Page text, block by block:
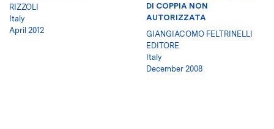
RIZZOLI
Italy
April 2012
DI COPPIA NON
AUTORIZZATA
GIANGIACOMO FELTRINELLI
EDITORE
Italy
December 2008